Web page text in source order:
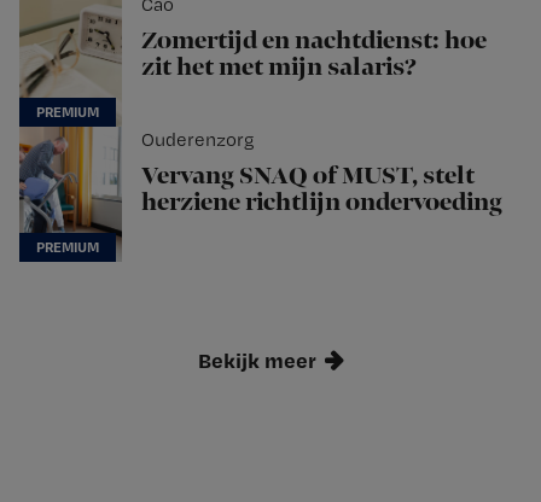
Zomertijd en nachtdienst: hoe
zit het met mijn salaris?
Ouderenzorg
Vervang SNAQ of MUST, stelt
herziene richtlijn ondervoeding
Bekijk meer